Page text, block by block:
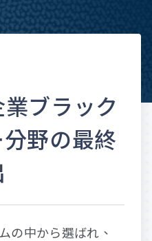
ブラック
野の最終
の中から選ばれ、